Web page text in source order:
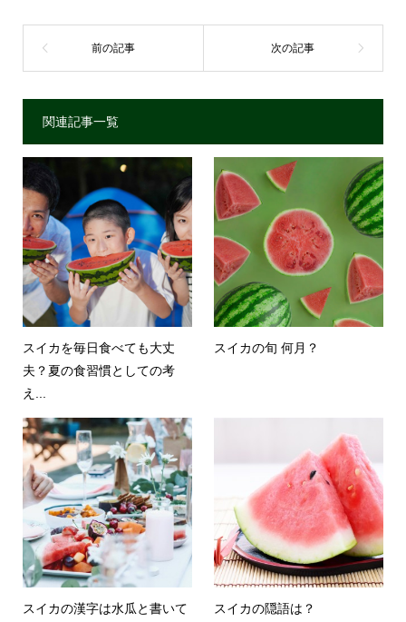
関連記事一覧
スイカを毎日食べても大丈
夫？夏の食習慣としての考
え...
スイカの旬 何月？
スイカの漢字は水瓜と書いて
スイカの隠語は？